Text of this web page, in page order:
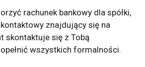
rachunek bankowy dla spółki,
znajdujący się na
skontaktuje się z Tobą
wszystkich formalności.